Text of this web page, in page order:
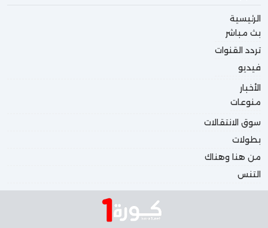
الرئيسية
بث مباشر
تردد القنوات
فيديو
الأخبار
منوعات
سوق الانتقالات
بطولات
من هنا وهناك
التنس